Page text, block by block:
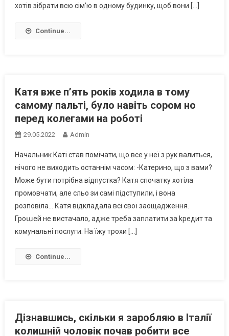
хотів зібрати всю сім’ю в одному будинку, щоб вони […]
Continue...
Катя вже п’ять років ходила в тому
самому пальті, було навіть сором но
перед колегами на роботі
29.05.2022 Admin
Начальник Каті став помічати, що все у неї з рук валиться,
нічого не виходить останнім часом: -Катерино, що з вами?
Може бути потрібна відпустка? Катя спочатку хотіла
промовчати, але сльо зи самі підступили, і вона
розповіла… Катя відкладала всі свої заощадження.
Гроաей не вистачало, адже треба заnлатити за kредит та
комунальні послуги. На їжу трохи […]
Continue...
Дізнавшись, скільки я заробляю в Італії
колишній чоловік почав робити все